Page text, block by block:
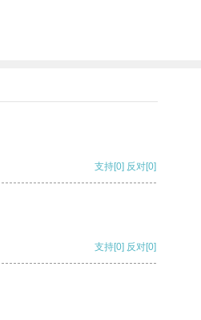
支持[0] 反对[0]
支持[0] 反对[0]